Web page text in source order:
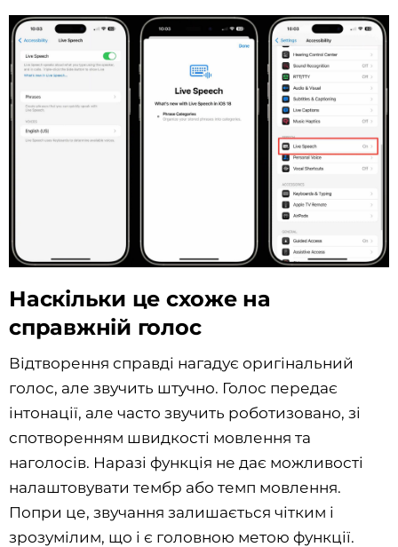
Наскільки це схоже на
справжній голос
Відтворення справді нагадує оригінальний
голос, але звучить штучно. Голос передає
інтонації, але часто звучить роботизовано, зі
спотворенням швидкості мовлення та
наголосів. Наразі функція не дає можливості
налаштовувати тембр або темп мовлення.
Попри це, звучання залишається чітким і
зрозумілим, що і є головною метою функції.